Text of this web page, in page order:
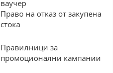
ваучер
Право на отказ от закупена
стока
Правилници за
промоционални кампании